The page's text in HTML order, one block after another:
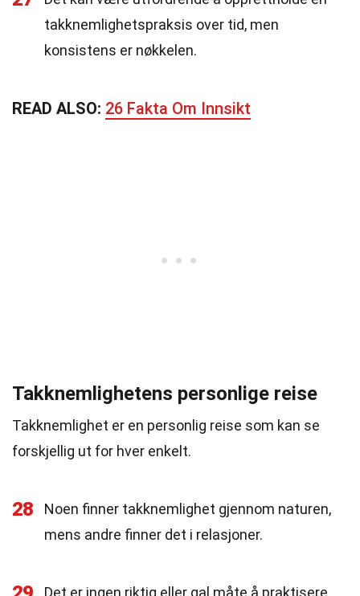
takknemlighetspraksis over tid, men
konsistens er nøkkelen.
READ ALSO: 26 Fakta Om Innsikt
Takknemlighetens personlige reise
Takknemlighet er en personlig reise som kan se
forskjellig ut for hver enkelt.
28
Noen finner takknemlighet gjennom naturen,
mens andre finner det i relasjoner.
Det er ingen riktig eller gal måte å praktisere